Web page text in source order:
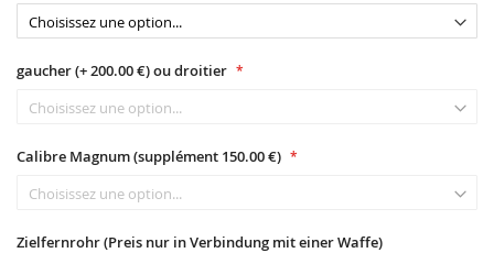
gaucher (+ 200.00 €) ou droitier
Calibre Magnum (supplément 150.00 €)
Zielfernrohr (Preis nur in Verbindung mit einer Waffe)